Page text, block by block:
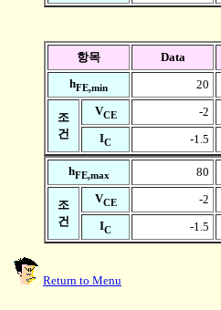
항목
Data
hFE,min 20
조
건
VCE -2
IC -1.5
hFE,max 80
조
건
VCE -2
IC -1.5
Return to Menu